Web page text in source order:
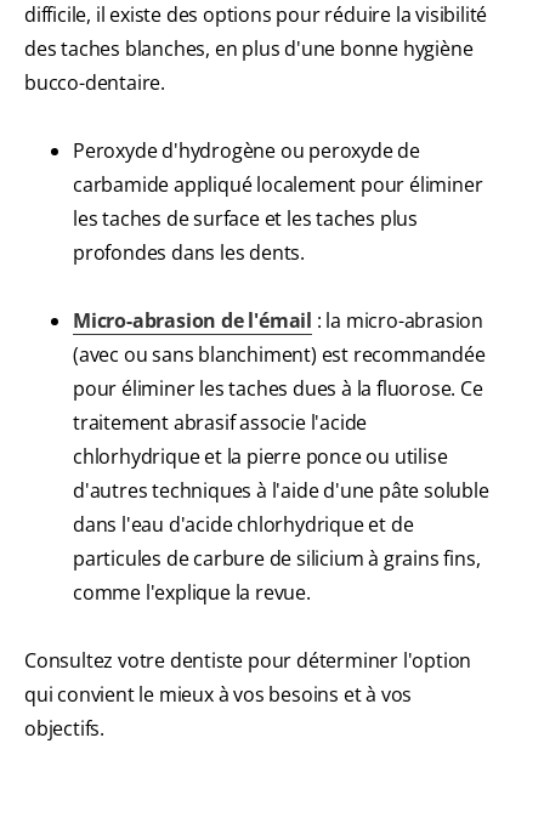
difficile, il existe des options pour réduire la visibilité
des taches blanches, en plus d'une bonne hygiène
bucco-dentaire.
Peroxyde d'hydrogène ou peroxyde de
carbamide appliqué localement pour éliminer
les taches de surface et les taches plus
profondes dans les dents.
Micro-abrasion de l'émail : la micro-abrasion
(avec ou sans blanchiment) est recommandée
pour éliminer les taches dues à la fluorose. Ce
traitement abrasif associe l'acide
chlorhydrique et la pierre ponce ou utilise
d'autres techniques à l'aide d'une pâte soluble
dans l'eau d'acide chlorhydrique et de
particules de carbure de silicium à grains fins,
comme l'explique la revue.
Consultez votre dentiste pour déterminer l'option
qui convient le mieux à vos besoins et à vos
objectifs.